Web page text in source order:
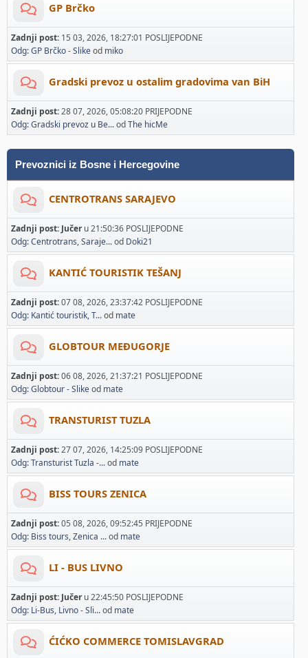
GP Brčko
Zadnji post: 15 03, 2026, 18:27:01 POSLIJEPODNE
Odg: GP Brčko - Slikeod miko
Gradski prevoz u ostalim gradovima van BiH
Zadnji post:28 07, 2026, 05:08:20 PRIJEPODNE
Odg: Gradski prevoz u Be...odThe hicMe
Prevoznici iz Bosne i Hercegovine
CENTROTRANS SARAJEVO
Zadnji post: Jučeru 21:50:36 POSLIJEPODNE
Odg: Centrotrans, Saraje...od Doki21
KANTIĆ TOURISTIK TEŠANJ
Zadnji post:07 08, 2026, 23:37:42 POSLIJEPODNE
Odg: Kantić touristik, T...od mate
GLOBTOUR MEĐUGORJE
Zadnji post:06 08, 2026, 21:37:21 POSLIJEPODNE
Odg: Globtour - Slikeod mate
TRANSTURIST TUZLA
Zadnji post:27 07, 2026, 14:25:09 POSLIJEPODNE
Odg: Transturist Tuzla -...od mate
BISS TOURS ZENICA
Zadnji post:05 08, 2026, 09:52:45 PRIJEPODNE
Odg: Biss tours, Zenica ...od mate
LI - BUS LIVNO
Zadnji post: Jučeru 22:45:50 POSLIJEPODNE
Odg: Li-Bus, Livno - Sli...od mate
ĆIĆKO COMMERCE TOMISLAVGRAD